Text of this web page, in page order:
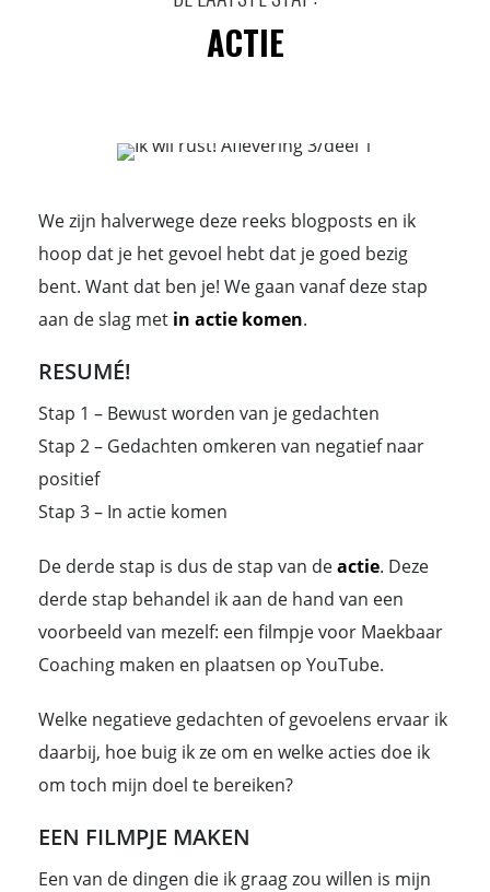
ACTIE
We zijn halverwege deze reeks blogposts en ik
hoop dat je het gevoel hebt dat je goed bezig
bent. Want dat ben je! We gaan vanaf deze stap
aan de slag met in actie komen.
RESUMÉ!
Stap 1 – Bewust worden van je gedachten
Stap 2 – Gedachten omkeren van negatief naar
positief
Stap 3 – In actie komen
De derde stap is dus de stap van deactie. Deze
derde stap behandel ik aan de hand van een
voorbeeld van mezelf: een filmpje voor Maekbaar
Coaching maken en plaatsen op YouTube.
Welke negatieve gedachten of gevoelens ervaar ik
daarbij, hoe buig ik ze om en welke acties doe ik
om toch mijn doel te bereiken?
EEN FILMPJE MAKEN
Een van de dingen die ik graag zou willen is mijn